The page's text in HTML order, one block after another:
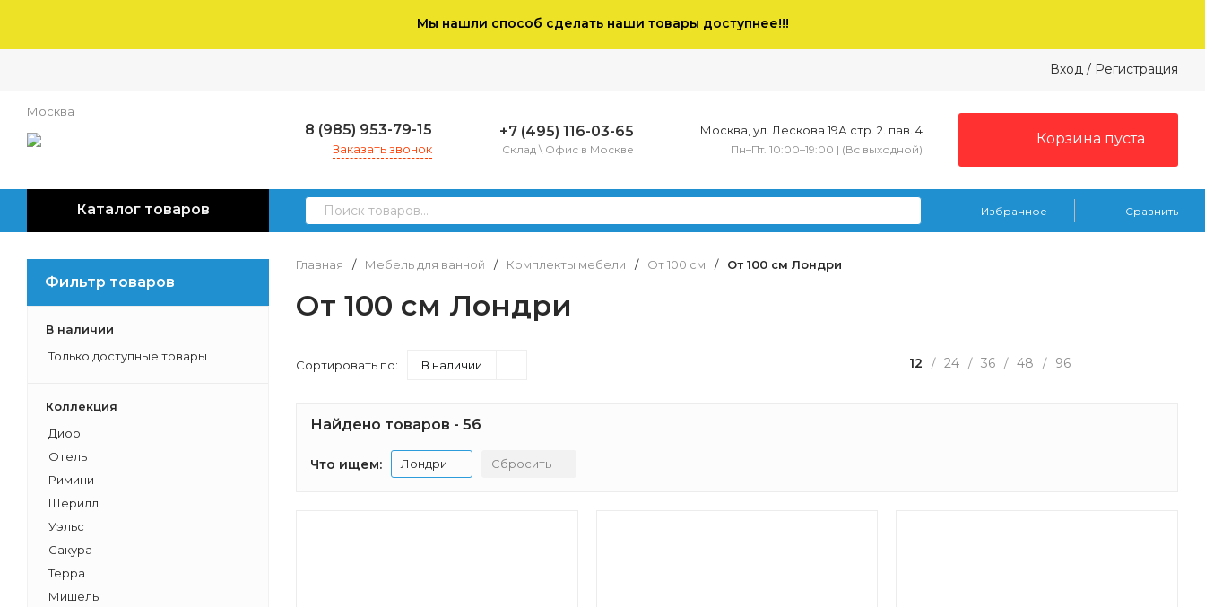
Мы нашли способ сделать наши товары доступнее!!!
Москва
Вход / Регистрация
8 (985) 953-79-15
Заказать звонок
+7 (495) 116-03-65
Склад \ Офис в Москве
Москва, ул. Лескова 19А стр. 2. пав. 4
Пн–Пт. 10:00–19:00 | (Вс выходной)
Корзина пуста
Каталог товаров Избранное Сравнить
Фильтр товаров
В наличии
Только доступные товары
Коллекция
Диор
Отель
Римини
Шерилл
Уэльс
Сакура
Терра
Мишель
Главная / Мебель для ванной / Комплекты мебели / От 100 см / От 100 см Лондри
От 100 см Лондри
Сортировать по: В наличии 12 / 24 / 36 / 48 / 96
Найдено товаров - 56
Что ищем: Лондри Сбросить